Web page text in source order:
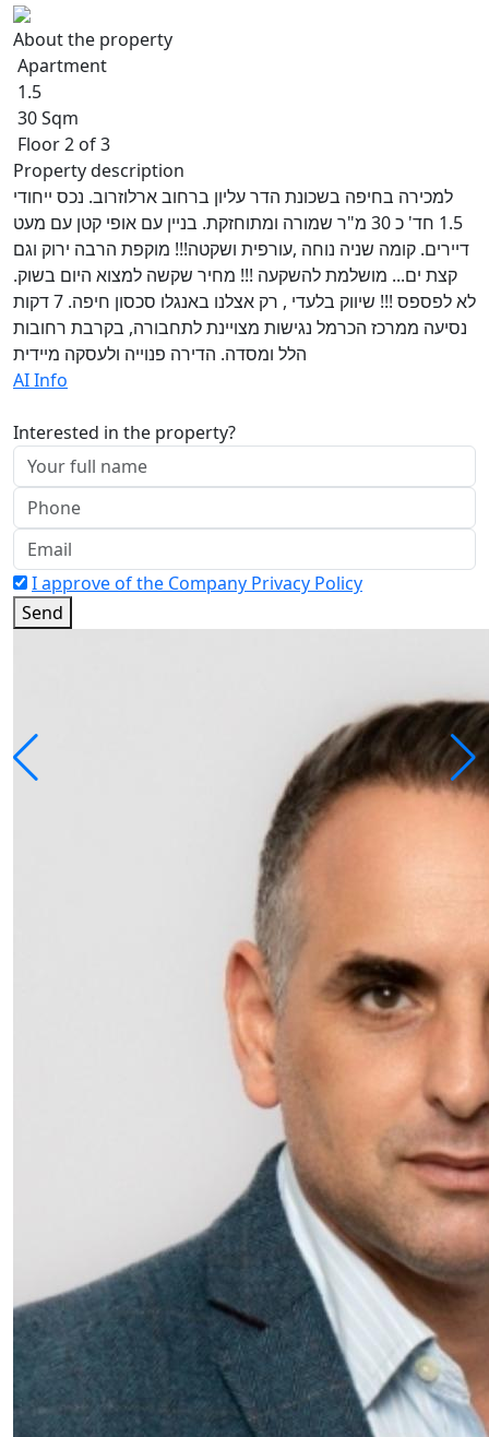
About the property
Apartment
1.5
30 Sqm
Floor 2 of 3
Property description
למכירה בחיפה בשכונת הדר עליון ברחוב ארלוזרוב. נכס ייחודי
1.5 חד' כ 30 מ"ר שמורה ומתוחזקת. בניין עם אופי קטן עם מעט
דיירים. קומה שניה נוחה ,עורפית ושקטה!!! מוקפת הרבה ירוק וגם
קצת ים... מושלמת להשקעה !!! מחיר שקשה למצוא היום בשוק.
לא לפספס !!! שיווק בלעדי , רק אצלנו באנגלו סכסון חיפה. 7 דקות
נסיעה ממרכז הכרמל נגישות מצויינת לתחבורה, בקרבת רחובות
הלל ומסדה. הדירה פנוייה ולעסקה מיידית
AI Info
Interested in the property?
I approve of the Company Privacy Policy
Send